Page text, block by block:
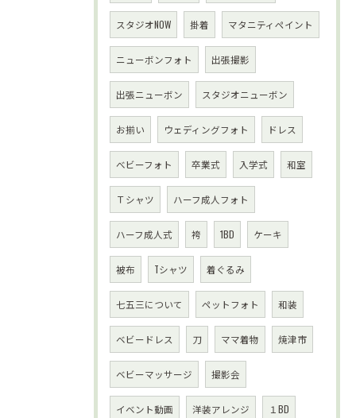
スタジオNOW 掛着 マタニティペイント
ニューボンフォト 出張撮影
出張ニューボン スタジオニューボン
お揃い ウェディングフォト ドレス
べビーフォト 卒業式 入学式 和室
Ｔシャツ ハーフ成人フォト
ハーフ成人式 袴 1BD ケーキ
被布 Tシャツ 着ぐるみ
七五三について ペットフォト 和装
ベビードレス 刀 ママ着物 焼津市
ベビーマッサージ 撮影会
イベント動画 洋装アレンジ １BD